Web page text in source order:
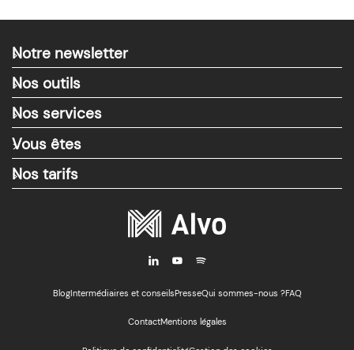
>
Notre newsletter
>
Nos outils
>
Nos services
>
Vous êtes
>
Nos tarifs
i y M
BlogIntermédiaires et conseilsPresseQui sommes-nous ?FAQ
ContactMentions légales